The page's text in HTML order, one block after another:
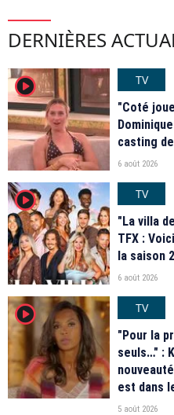
DERNIÈRES
player2
TV
"Coté
casting
6 août 2026
player2
TV
"La villa
TFX :
la saison
6 août 2026
player2
TV
"Pour la
seuls…" :
est dans
5 août 2026